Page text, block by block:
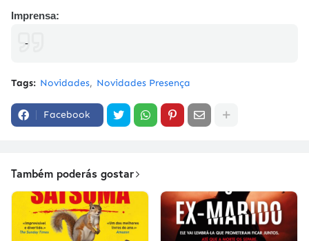
Imprensa:
-
Tags: Novidades Novidades Presença
Facebook
Também poderás gostar